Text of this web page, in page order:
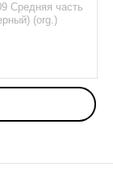
Средняя часть
(org.)